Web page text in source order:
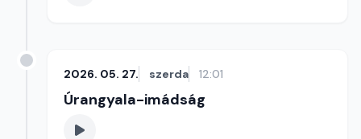
2026. 05. 27. szerda 12:01
Úrangyala-imádság